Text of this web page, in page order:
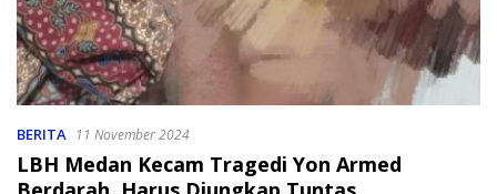
BERITA 11 November 2024
LBH Medan Kecam Tragedi Yon Armed